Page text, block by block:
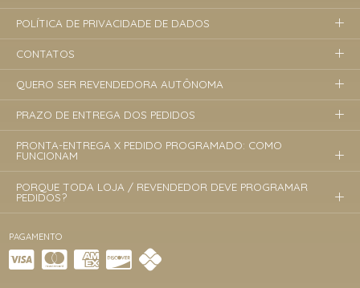
PAGAMENTO
POLÍTICA DE PRIVACIDADE DE DADOS
CONTATOS
QUERO SER REVENDEDORA AUTÔNOMA
PRAZO DE ENTREGA DOS PEDIDOS
PRONTA-ENTREGA X PEDIDO PROGRAMADO: COMO
FUNCIONAM
PORQUE TODA LOJA / REVENDEDOR DEVE PROGRAMAR
PEDIDOS?